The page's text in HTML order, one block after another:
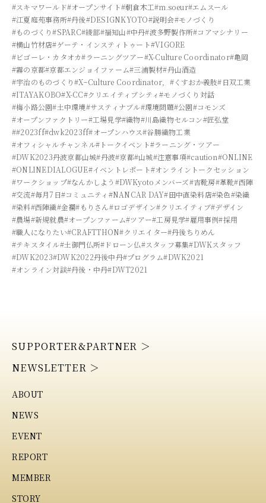
#スキマワールド#オープンサイト#朝倉木工#m.soeur#エムスール
#江夏庭苑事務所#丹後#DESIGNKYOTO#説明会#モノづくり
#ものづくり#SPARC#綾部#福知山#中丹#波多野製作所#コアマシナリー
#横山竹材店#ゲーテ・インスティトゥート#VIGORE
#ビゴーレ・カタオカ#ラーニングツアー#X-Culture Coordinator#亀岡
#霧の京都#京都エンジョイファーム#三浦製材#丹山酒造
#宇治のものづくり#X−Culture Coordinator， #くすおか義肢#日双工業
#ITAYAKOBO#X-CC#クリエイティブシティ#モノづくり対話
#梅小路公園#土中環境#サスティナブル#環境問題#公園#コモンズ
#オープンファクトリー#工場見学#織物#川島織物セルコン#匠弘堂
##2023ff#dwk2023ff#オープンハウス#谷勝織物工業
#オフィシャルチャンネル#トークイベント#ラーニング・ツアー
#DWK2023丹波京都山城#丹波#京都#山城#注意事項#caution#ONLINE
#ONLINEDIALOGUE#イベントレポート#オンライントークセッション
#ワークショップ#なんかしよう #DWKyotoメンバーズ#吉靴房#革靴#西陣
#交流#毎月7日#コミュニティ #NANCAR DAY#田中直染料店#染色#染織
#染料#西陣織#金襴#もりさん#ロゴデザイン#クリエイティブ#デザイン
#農場#新規就農#オープンファーム#ツアー#工房見学#雇用事例#採用
#職人になりたい#CRAFTTHON#クリエイター#丹後ちりめん
#テキスタイル#土御門仏所#ドローン仏#スタッフ募集#DWKスタッフ
#DWK2023#DWK2022丹後中丹#プログラム#DWK2021
#オンライン対談#丹後・中丹#DWT2021
SUPPORTER&PARTNER ＞
NEWSLETTER ＞
ABOUT
NEWS
EVENT
REPORT
MEMBER
STORY